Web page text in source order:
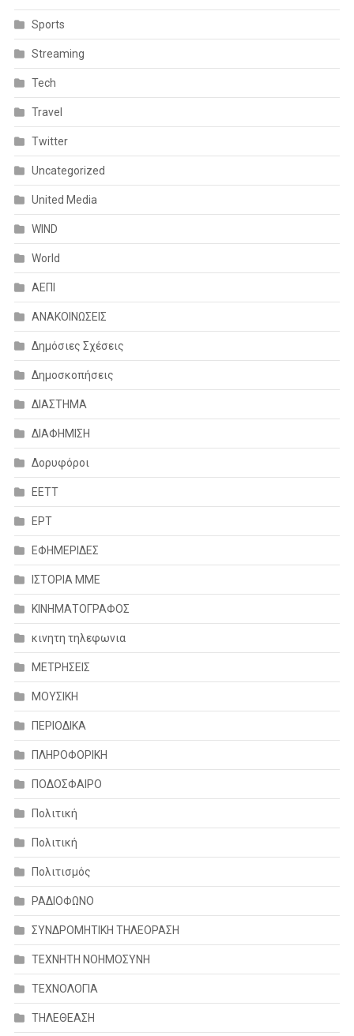
Sports
Streaming
Tech
Travel
Twitter
Uncategorized
United Media
WIND
World
ΑΕΠΙ
ΑΝΑΚΟΙΝΩΣΕΙΣ
Δημόσιες Σχέσεις
Δημοσκοπήσεις
ΔΙΑΣΤΗΜΑ
ΔΙΑΦΗΜΙΣΗ
Δορυφόροι
ΕΕΤΤ
ΕΡΤ
ΕΦΗΜΕΡΙΔΕΣ
ΙΣΤΟΡΙΑ ΜΜΕ
ΚΙΝΗΜΑΤΟΓΡΑΦΟΣ
κινητη τηλεφωνια
ΜΕΤΡΗΣΕΙΣ
ΜΟΥΣΙΚΗ
ΠΕΡΙΟΔΙΚΑ
ΠΛΗΡΟΦΟΡΙΚΗ
ΠΟΔΟΣΦΑΙΡΟ
Πολιτική
Πολιτική
Πολιτισμός
ΡΑΔΙΟΦΩΝΟ
ΣΥΝΔΡΟΜΗΤΙΚΗ ΤΗΛΕΟΡΑΣΗ
ΤΕΧΝΗΤΗ ΝΟΗΜΟΣΥΝΗ
ΤΕΧΝΟΛΟΓΙΑ
ΤΗΛΕΘΕΑΣΗ